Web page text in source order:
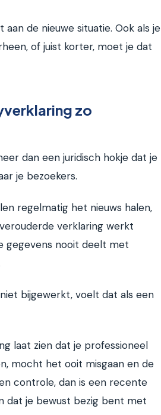
de nieuwe situatie. Ook als je
of juist korter, moet je dat
zo
dan een juridisch hokje dat je
je bezoekers.
regelmatig het nieuws halen,
verklaring werkt
gegevens nooit deelt met
bijgewerkt, voelt dat als een
laat zien dat je professioneel
mocht het ooit misgaan en de
controle, dan is een recente
dat je bewust bezig bent met